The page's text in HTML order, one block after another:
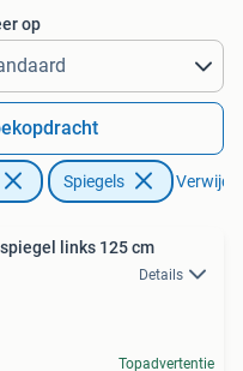
op
Spiegels
links 125 cm
Details
Topadvertentie